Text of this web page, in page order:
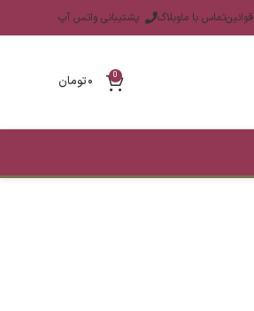
قوانینتماس با ماوبلاگ پشتیبانی واتس آپ
0 ۰تومان